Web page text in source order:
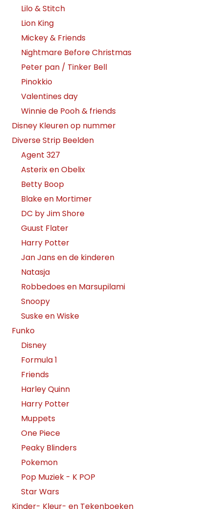
Lilo & Stitch
Lion King
Mickey & Friends
Nightmare Before Christmas
Peter pan / Tinker Bell
Pinokkio
Valentines day
Winnie de Pooh & friends
Disney Kleuren op nummer
Diverse Strip Beelden
Agent 327
Asterix en Obelix
Betty Boop
Blake en Mortimer
DC by Jim Shore
Guust Flater
Harry Potter
Jan Jans en de kinderen
Natasja
Robbedoes en Marsupilami
Snoopy
Suske en Wiske
Funko
Disney
Formula 1
Friends
Harley Quinn
Harry Potter
Muppets
One Piece
Peaky Blinders
Pokemon
Pop Muziek - K POP
Star Wars
Kinder- Kleur- en Tekenboeken